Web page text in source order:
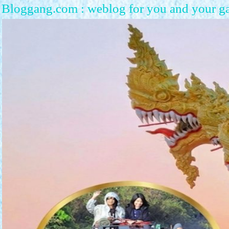
Bloggang.com : weblog for you and your